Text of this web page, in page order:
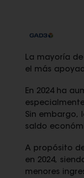
La mayoría
el más
En 2024 ha
Sin embargo,
saldo
A propósito
en 2024,
menores